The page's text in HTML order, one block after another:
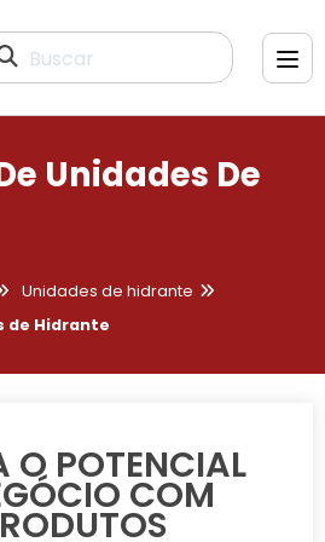
Buscar
Unidades De
Unidades de hidrante
de Hidrante
O POTENCIAL
COM